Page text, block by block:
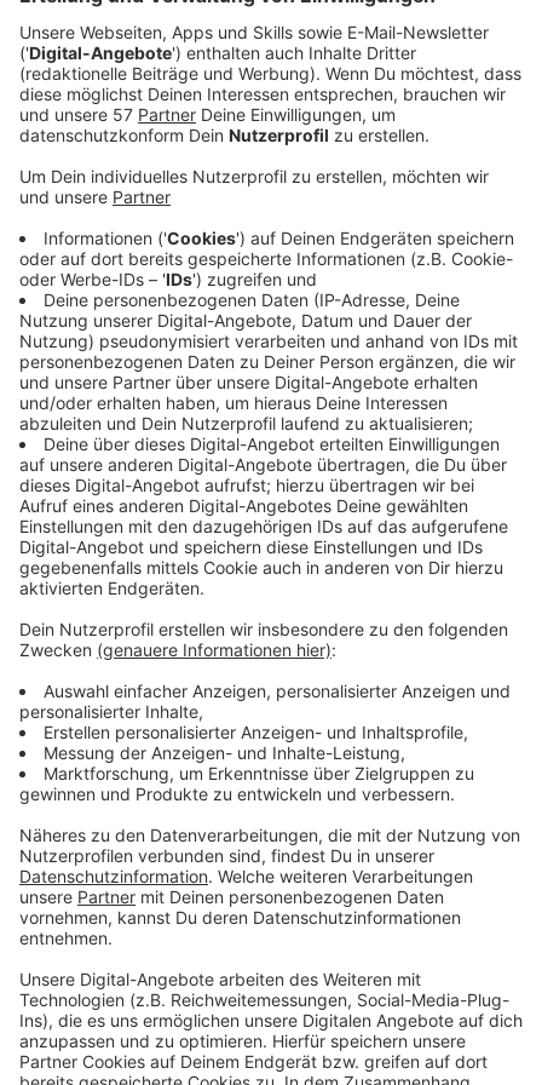
Anzeige
Steve Winwood Klassiker "Higher Love" wird
Coverversion der Coverversion.
"Higher Love" von Steve Winwood ist seit 1986 ein Hit.
1990 hat, die vor sieben Jahren verstorbene, Whitney
Houston den Song gecovert. Allerdings ist ihre Version
nie als Single erschienen. Er war nur als Bonustrack für
die japanische Deluxe-Version ihres Albums „I’m Your
Baby Tonight“ geplant. Jetzt hat der norwegische DJ
Kygo die Nummer wiederentdeckt und macht mit
seinem typischen Tropical House Sound einen
absoluten Sommerhit daraus.
Anzeige
Wir benötigen Ihre
Zustimmung, um den YouTube
Video-Service zu laden!
Wir verwenden einen Service eines
Drittanbieters, um Videoinhalte
einzubetten. Dieser Service kann
Daten zu Ihren Aktivitäten
sammeln. Bitte lesen Sie die
Nutzung des Service zu, um dieses
Video anzusehen.
Mehr Informationen